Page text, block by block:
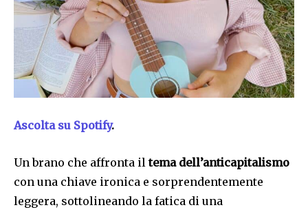
Ascolta su Spotify.
Un brano che affronta iltema dell’anticapitalismo
con una chiave ironica e sorprendentemente
leggera, sottolineando la fatica di una